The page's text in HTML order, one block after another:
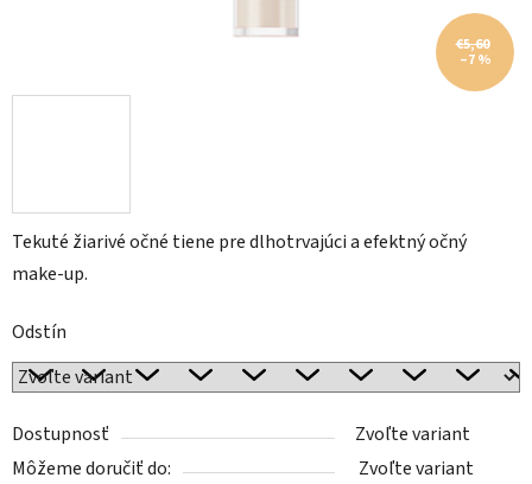
Tekuté žiarivé očné tiene pre dlhotrvajúci a efektný očný
make-up.
Odstín
Dostupnosť
Zvoľte variant
Môžeme doručiť do:
Zvoľte variant
€5,60
–7 %